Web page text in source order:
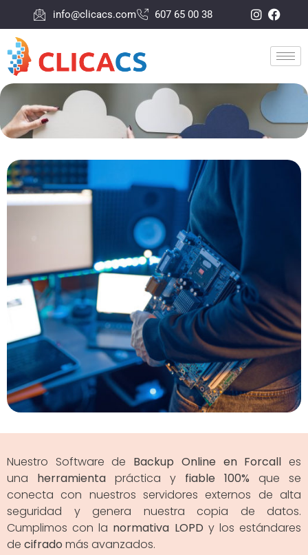
info@clicacs.com 607 65 00 38
Nuestro Software de Backup Online en Forcall es
una herramienta práctica y fiable 100% que se
conecta con nuestros servidores externos de alta
seguridad y genera nuestra copia de datos.
Cumplimos con la normativa LOPD y los estándares
de cifrado más avanzados.